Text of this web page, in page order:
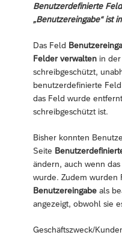
Benutzerdefinierte
„Benutzereingabe“ ist
Das Feld
Felder verwalten in
schreibgeschützt,
benutzerdefinierte
das Feld wurde
schreibgeschützt ist.
Bisher konnten
Seite
ändern, auch wenn
wurde. Zudem wurden
Benutzereingabe als
angezeigt, obwohl sie
Geschäftszweck/